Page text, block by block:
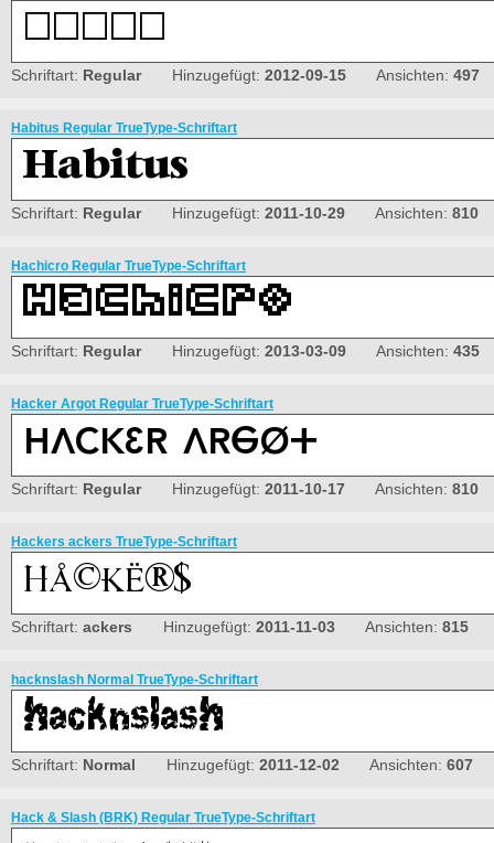
Schriftart: RegularHinzugefügt: 2012-09-15 Ansichten: 497
Habitus Regular TrueType-Schriftart
Schriftart: RegularHinzugefügt: 2011-10-29 Ansichten: 810
Hachicro Regular TrueType-Schriftart
Schriftart: RegularHinzugefügt: 2013-03-09 Ansichten: 435
Hacker Argot Regular TrueType-Schriftart
Schriftart: RegularHinzugefügt: 2011-10-17 Ansichten: 810
Hackers ackers TrueType-Schriftart
Schriftart: ackers Hinzugefügt: 2011-11-03 Ansichten: 815
hacknslash Normal TrueType-Schriftart
Schriftart: Normal Hinzugefügt: 2011-12-02 Ansichten: 607
Hack & Slash (BRK) Regular TrueType-Schriftart